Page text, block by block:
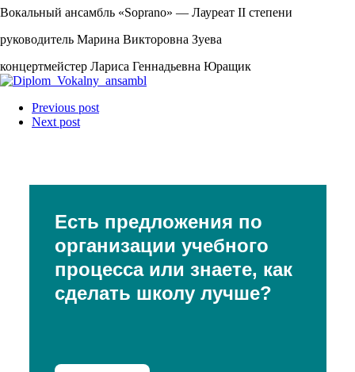
Вокальный ансамбль «Soprano» — Лауреат II степени
руководитель Марина Викторовна Зуева
концертмейстер Лариса Геннадьевна Юращик
Previous post
Next post
Есть предложения по
организации учебного
процесса или знаете, как
сделать школу лучше?